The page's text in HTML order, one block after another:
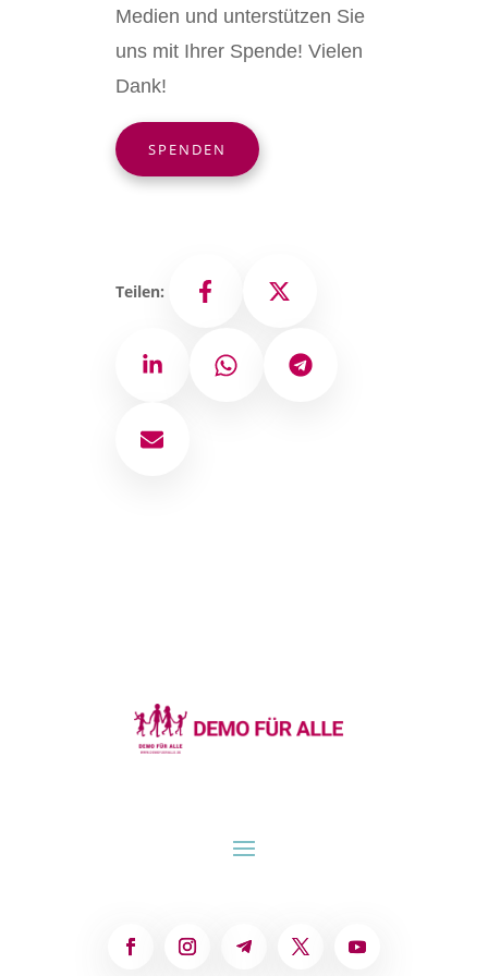
Medien und unterstützen Sie
uns mit Ihrer Spende! Vielen
Dank!
SPENDEN
Teilen: Facebook X
LinkedIn WhatsAppTelegram
E-Mail